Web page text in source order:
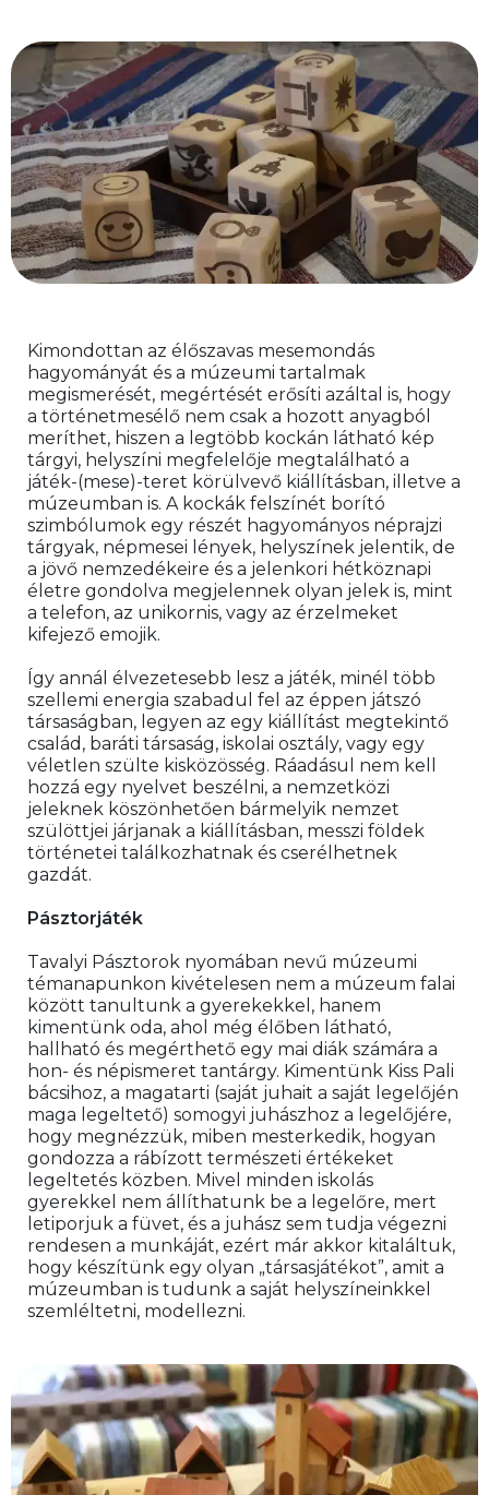
Kimondottan az élőszavas mesemondás
hagyományát és a múzeumi tartalmak
megismerését, megértését erősíti azáltal is, hogy
a történetmesélő nem csak a hozott anyagból
meríthet, hiszen a legtöbb kockán látható kép
tárgyi, helyszíni megfelelője megtalálható a
játék-(mese)-teret körülvevő kiállításban, illetve a
múzeumban is. A kockák felszínét borító
szimbólumok egy részét hagyományos néprajzi
tárgyak, népmesei lények, helyszínek jelentik, de
a jövő nemzedékeire és a jelenkori hétköznapi
életre gondolva megjelennek olyan jelek is, mint
a telefon, az unikornis, vagy az érzelmeket
kifejező emojik.
Így annál élvezetesebb lesz a játék, minél több
szellemi energia szabadul fel az éppen játszó
társaságban, legyen az egy kiállítást megtekintő
család, baráti társaság, iskolai osztály, vagy egy
véletlen szülte kisközösség. Ráadásul nem kell
hozzá egy nyelvet beszélni, a nemzetközi
jeleknek köszönhetően bármelyik nemzet
szülöttjei járjanak a kiállításban, messzi földek
történetei találkozhatnak és cserélhetnek
gazdát.
Pásztorjáték
Tavalyi Pásztorok nyomában nevű múzeumi
témanapunkon kivételesen nem a múzeum falai
között tanultunk a gyerekekkel, hanem
kimentünk oda, ahol még élőben látható,
hallható és megérthető egy mai diák számára a
hon- és népismeret tantárgy. Kimentünk Kiss Pali
bácsihoz, a magatarti (saját juhait a saját legelőjén
maga legeltető) somogyi juhászhoz a legelőjére,
hogy megnézzük, miben mesterkedik, hogyan
gondozza a rábízott természeti értékeket
legeltetés közben. Mivel minden iskolás
gyerekkel nem állíthatunk be a legelőre, mert
letiporjuk a füvet, és a juhász sem tudja végezni
rendesen a munkáját, ezért már akkor kitaláltuk,
hogy készítünk egy olyan „társasjátékot”, amit a
múzeumban is tudunk a saját helyszíneinkkel
szemléltetni, modellezni.